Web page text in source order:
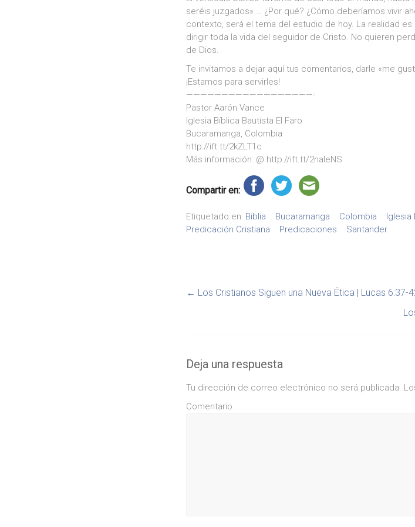
seréis juzgados» … ¿Por qué? ¿Cómo deberíamos vivir
contexto, será el tema del estudio de hoy. La realidad
dirigir toda la vida del seguidor de Cristo. No quieren
de Dios.
Te invitamos a dejar aquí tus comentarios, darle «me
¡Estamos para servirles!
——————————————————-
Pastor Aarón Vance
Iglesia Bíblica Bautista El Faro
Bucaramanga, Colombia
http://ift.tt/2kZLT1c
Más información: @ http://ift.tt/2naIeNS
Compartir en:
Etiquetado en: Biblia Bucaramanga Colombia Iglesia
Predicación Cristiana
Predicaciones Santander
← Los Cristianos Siguen una Nueva Ética | Lucas 6:37-
Deja una respuesta
Tu dirección de correo electrónico no será publicada.
Comentario